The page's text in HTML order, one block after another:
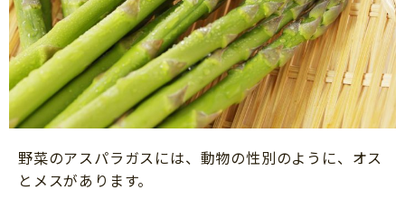
野菜のアスパラガスには、動物の性別のように、オス
とメスがあります。